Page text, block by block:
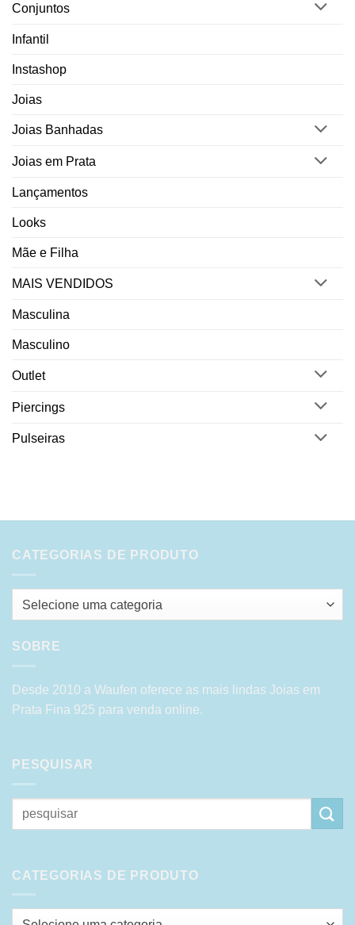
Conjuntos
Infantil
Instashop
Joias
Joias Banhadas
Joias em Prata
Lançamentos
Looks
Mãe e Filha
MAIS VENDIDOS
Masculina
Masculino
Outlet
Piercings
Pulseiras
CATEGORIAS DE PRODUTO
Selecione uma categoria
SOBRE
Desde 2010 a Waufen oferece as mais lindas Joias em
Prata Fina 925 para venda online.
PESQUISAR
Pesquisar
por:
CATEGORIAS DE PRODUTO